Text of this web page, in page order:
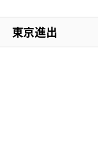
東京進出